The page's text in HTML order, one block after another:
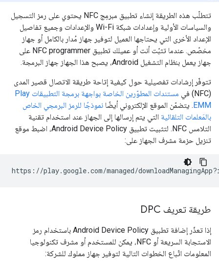
تتطلّب هذه الطريقة إنشاء تطبيق مبرمِج NFC يحتوي على رمز التسجيل
والسياسات الأولية وإعدادات شبكة Wi-Fi والإعدادات وجميع تفاصيل
الإعداد الأخرى التي يحتاجها العميل لتوفير جهاز مُدار بالكامل أو جهاز
مخصّص. عندما تثبّت أنت أو عميلك تطبيق NFC programmer على
جهاز يعمل بنظام التشغيل Android، يصبح هذا الجهاز جهاز البرمجة.
تتوفّر إرشادات تفصيلية حول كيفية إتاحة طريقة الاتصال قصير المدى
(NFC) في
مستندات المطوّرين الخاصة بواجهة برمجة التطبيقات Play
EMM. يتضمّن الموقع الإلكتروني أيضًا نموذجًا للرمز البرمجي الخاص
بالمَعلمات التلقائية التي يتم إرسالها إلى الجهاز عند استخدام تقنية
التلامس NFC. لتثبيت تطبيق Android Device Policy، اضبط موقع
تنزيل حزمة مشرف الجهاز على:
طريقة تعريف DPC
إذا تعذّر إضافة تطبيق Android Device Policy باستخدام رمز
الاستجابة السريعة أو NFC، يمكن للمستخدم أو مشرف تكنولوجيا
المعلومات اتّباع الخطوات التالية لتوفير جهاز مملوك للشركة: